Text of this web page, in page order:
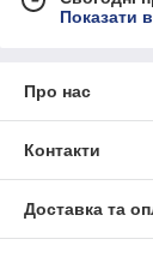
Показати
Про нас
Контакти
Доставка та